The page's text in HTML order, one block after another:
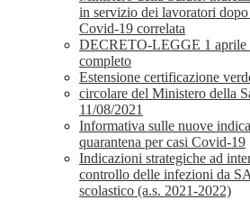
in servizio dei lavoratori dopo
Covid-19 correlata
DECRETO-LEGGE 1 aprile
completo
Estensione certificazione
circolare del Ministero della
11/08/2021
Informativa sulle nuove
quarantena per casi Covid-19
Indicazioni strategiche ad
controllo delle infezioni da
scolastico (a.s. 2021-2022)